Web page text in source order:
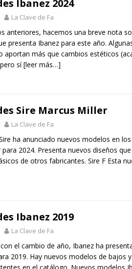
Ibanez 2024
La Clave de Fa
anteriores, hacemos una breve nota
presenta Ibanez para este año.
aportan más que cambios estéticos
sí[leer más…]
Sire Marcus Miller
La Clave de Fa
ha anunciado nuevos modelos en
2024. Presenta nuevos diseños
de otros fabricantes. Sire F Esta
Ibanez 2019
La Clave de Fa
el cambio de año, Ibanez ha
2019. Hay nuevos modelos de bajos